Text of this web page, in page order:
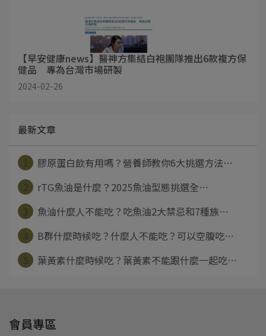
【早安健康news】醫神方集結白袍團隊推出6款複方保
健品 專為台灣市場研製
2024-02-26
最新文章
膠原蛋白飲有用嗎？營養師教你6大挑選方法⋯
rTG魚油是什麼？2025魚油型態挑選全⋯
魚油什麼人不能吃？吃魚油2大禁忌和7種族⋯
B群什麼時候吃？什麼人不能吃？可以空腹吃⋯
葉黃素什麼時候吃？葉黃素不能跟什麼一起吃⋯
會員專區